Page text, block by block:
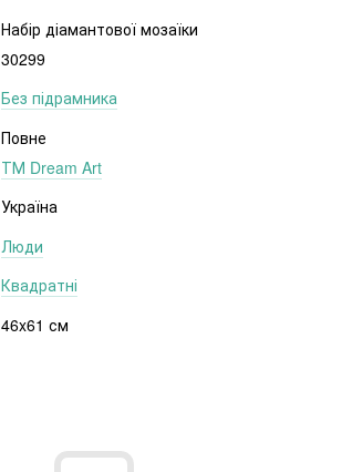
Набір діамантової мозаїки
30299
Без підрамника
Повне
ТМ Dream Art
Україна
Люди
Квадратні
46x61 см